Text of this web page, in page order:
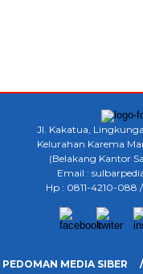
Jl. Kakatua,
Kelurahan Karema
(Belakang Kantor
Email :
Hp : 0811-4210-088
PEDOMAN MEDIA SIBER